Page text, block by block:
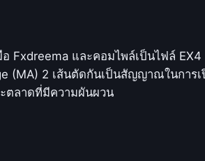
ใ
ช้
ก
Fxdreema และคอมไพล์เป็นไฟล์
(MA) 2 เส้นตัดกันเป็นสัญญาณในการ
ตลาดที่มีความผันผวน